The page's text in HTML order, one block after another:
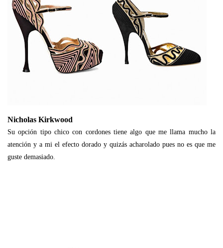
Nicholas Kirkwood
Su opción tipo chico con cordones tiene algo que me llama mucho la
atención y a mi el efecto dorado y quizás acharolado pues no es que me
guste demasiado.